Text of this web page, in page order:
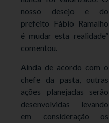
nosso desejo e do
prefeito Fábio Ramalho
é mudar esta realidade”
comentou.
Ainda de acordo com o
chefe da pasta, outras
ações planejadas serão
desenvolvidas levando
em consideração os